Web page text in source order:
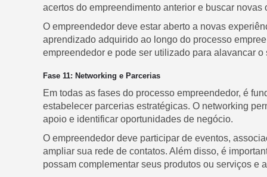
acertos do empreendimento anterior e buscar
O empreendedor deve estar aberto a novas
aprendizado adquirido ao longo do processo
empreendedor e pode ser utilizado para alavancar
Fase 11: Networking e Parcerias
Em todas as fases do processo empreendedor, é
estabelecer parcerias estratégicas. O networking
apoio e identificar oportunidades de negócio.
O empreendedor deve participar de eventos,
ampliar sua rede de contatos. Além disso, é
possam complementar seus produtos ou serviços e